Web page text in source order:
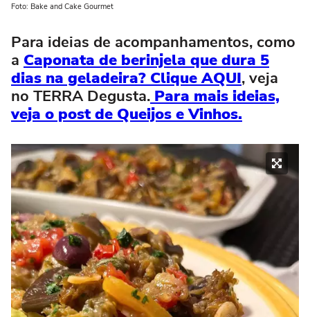
Foto: Bake and Cake Gourmet
Para ideias de acompanhamentos, como
a Caponata de berinjela que dura 5
dias na geladeira? Clique AQUI, veja
no TERRA Degusta. Para mais ideias,
veja o post de Queijos e Vinhos.